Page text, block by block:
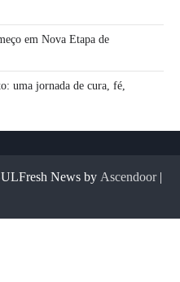
em Nova Etapa de
uma jornada de cura, fé,
News by Ascendoor|